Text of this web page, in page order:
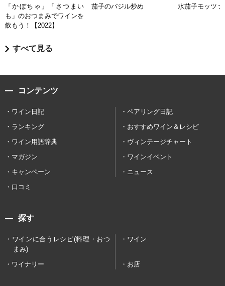
「かぼちゃ」「さつまい
も」のおつまみでワインを
飲もう！【2022】
茄子のバジル炒め 水茄子モッツァ
すべて見る
コンテンツ
ワイン日記
ペアリング日記
ランキング
おすすめワイン＆レシピ
ワイン用語辞典
ヴィンテージチャート
マガジン
ワインイベント
キャンペーン
ニュース
口コミ
探す
ワインに合うレシピ(料理・おつ
まみ)
ワイン
ワイナリー お店